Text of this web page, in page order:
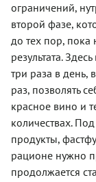
ограничений,
второй фазе,
до тех пор, пока
результата.
три раза в день,
раз, позволять
красное вино и
количествах.
продукты,
рационе нужно
продолжается